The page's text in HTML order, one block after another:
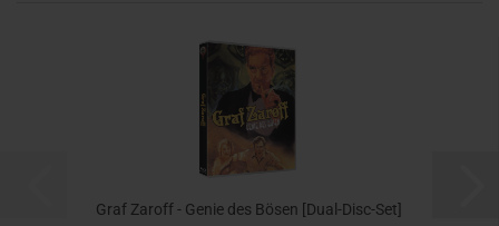
Graf Zaroff - Genie des Bösen [Dual-Disc-Set]